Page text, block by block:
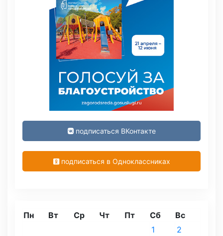
подписаться ВКонтакте
подписаться в Одноклассниках
Пн Вт Ср Чт Пт Сб Вс
1
2